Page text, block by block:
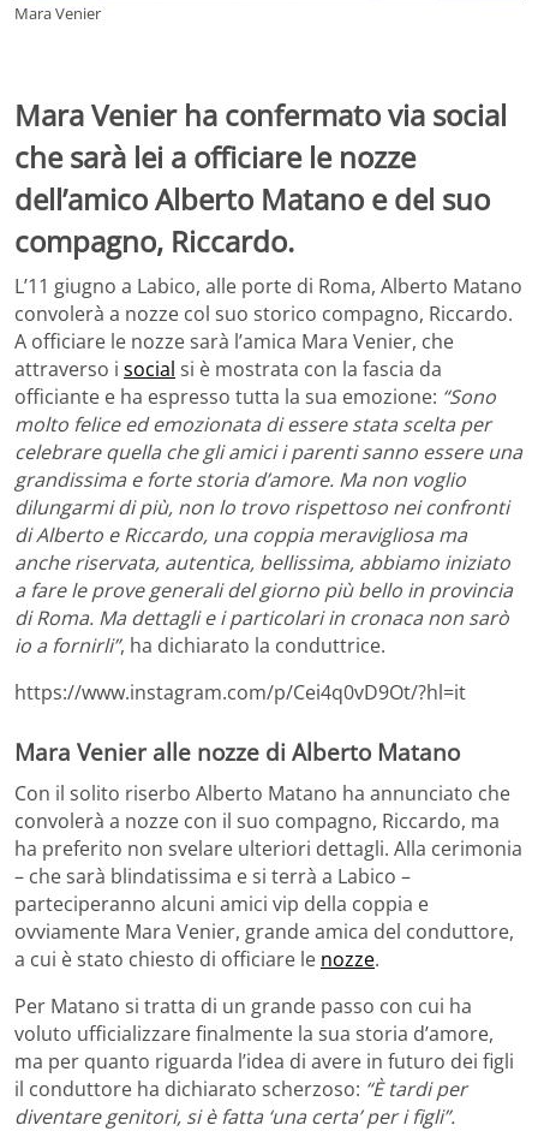
Mara Venier
Mara Venier ha confermato via social
che sarà lei a officiare le nozze
dell’amico Alberto Matano e del suo
compagno, Riccardo.
L’11 giugno a Labico, alle porte di Roma, Alberto Matano
convolerà a nozze col suo storico compagno, Riccardo.
A officiare le nozze sarà l’amica Mara Venier, che
attraverso i social si è mostrata con la fascia da
officiante e ha espresso tutta la sua emozione: “Sono
molto felice ed emozionata di essere stata scelta per
celebrare quella che gli amici i parenti sanno essere una
grandissima e forte storia d’amore. Ma non voglio
dilungarmi di più, non lo trovo rispettoso nei confronti
di Alberto e Riccardo, una coppia meravigliosa ma
anche riservata, autentica, bellissima, abbiamo iniziato
a fare le prove generali del giorno più bello in provincia
di Roma. Ma dettagli e i particolari in cronaca non sarò
io a fornirli”, ha dichiarato la conduttrice.
https://www.instagram.com/p/Cei4q0vD9Ot/?hl=it
Mara Venier alle nozze di Alberto Matano
Con il solito riserbo Alberto Matano ha annunciato che
convolerà a nozze con il suo compagno, Riccardo, ma
ha preferito non svelare ulteriori dettagli. Alla cerimonia
– che sarà blindatissima e si terrà a Labico –
parteciperanno alcuni amici vip della coppia e
ovviamente Mara Venier, grande amica del conduttore,
a cui è stato chiesto di officiare le nozze.
Per Matano si tratta di un grande passo con cui ha
voluto ufficializzare finalmente la sua storia d’amore,
ma per quanto riguarda l’idea di avere in futuro dei figli
il conduttore ha dichiarato scherzoso: “È tardi per
diventare genitori, si è fatta ‘una certa’ per i figli”.